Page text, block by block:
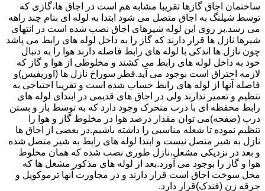
ساختمان اجاق گازها تقریبا مشابه هم است در اجاق ها،گازی که
توسط شیلنگ به اجاق متصل می شود ابتدا به لوله ای بنام چند راهه
می رسد.بر روی این لوله شیرهای اجاق نصب شده است در انتهای
شیرها نازل ها قرار دارند که گاز را به داخل لوله های رابط می پاشد
چون نازل ها اندکی با لوله های رابط فاصله دارند هوا را به دنبال
خود به داخل لوله های رابط می کشند و مخلوطی از هوا و گاز که
لازمه احتراق است بوجود می آید.قطر سوراخ نازل ها (اوریفیس)و
فاصله آنها از لوله های رابط حساب شده است و تقریبا احتیاجی به
تنظیم و تعمیر ندارند ولی در اجاق های قدیمی در ابتدای لوله های
رابط محفظه ای با درب متحرک وجود دارد که به توسط باز و بستن
درب (صفحه)می توان مقدار درصد هوا در مخلوط گاز و هوا را
تنظیم نموده تا شعله مناسبی را داشته باشیم.در بعضی از اجاق ها
نازل به شیر متصل نیست و ابتدا لوله های رابط به شیر متصل شده
و بعد در نزدیکی مشعل،نازل طوری نصب شده که همان مخلوط
هوا و گاز را بوجود می آورد.بعد از لوله های مذکور مشعل ها که
محل سوخت اجاق است قرار دارند و در مجاورت آنها ترموکوپل و
جرقه زن (فندک)قرار دارد.